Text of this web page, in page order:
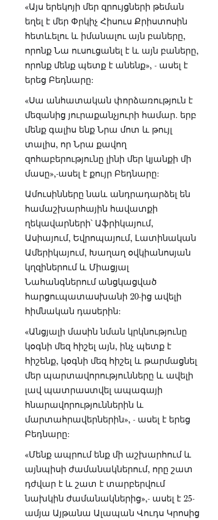
«Այս երեկոյի մեր զրույցների թեման
եղել է մեր Փրկիչ Հիսուս Քրիստոսին
հետևելու և իմանալու այն բաները,
որոնք Նա ուսուցանել է և այն բաները,
որոնք մենք պետք է անենք», - ասել է
երեց Բեդնարը:
«Սա անհատական ​​փորձառություն է
մեզանից յուրաքանչյուրի համար․ երբ
մենք գալիս ենք Նրա մոտ և թույլ
տալիս, որ Նրա քավող
զոհաբերությունը լինի մեր կյանքի մի
մասը»,-ասել է քույր Բեդնարը:
Ամուսինները նաև անդրադարձել են
համաշխարհային հավատքի
ղեկավարների՝ Աֆրիկայում,
Ասիայում, Եվրոպայում, Լատինական
Ամերիկայում, Խաղաղ օվկիանոսյան
կղզիներում և Միացյալ
Նահանգներում անցկացված
հարցուպատասխանի 20-ից ավելի
հիմնական դասերին:
«Անցյալի մասին նման կրկնությունը
կօգնի մեզ հիշել այն, ինչ պետք է
հիշենք, կօգնի մեզ հիշել և թարմացնել
մեր պարտավորությունները և ավելի
լավ պատրաստվել ապագայի
հնարավորություններին և
մարտահրավերներին», - ասել է երեց
Բեդնարը:
«Մենք ապրում ենք մի աշխարհում և
այնպիսի ժամանակներում, որը շատ
դժվար է և շատ է տարբերվում
նախկին ժամանակներից»,- ասել է 25-
ամյա Այթանա Ալապան Վուդս Կրոսից